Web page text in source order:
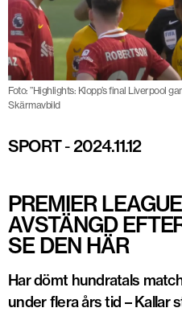
Foto: ”Highlights: Klopp’s final Liverpool
Skärmavbild
SPORT-2024.11.12
PREMIER
AVSTÄNGD
SE DEN HÄR
Har dömt hundratals
under flera års tid – Kallar